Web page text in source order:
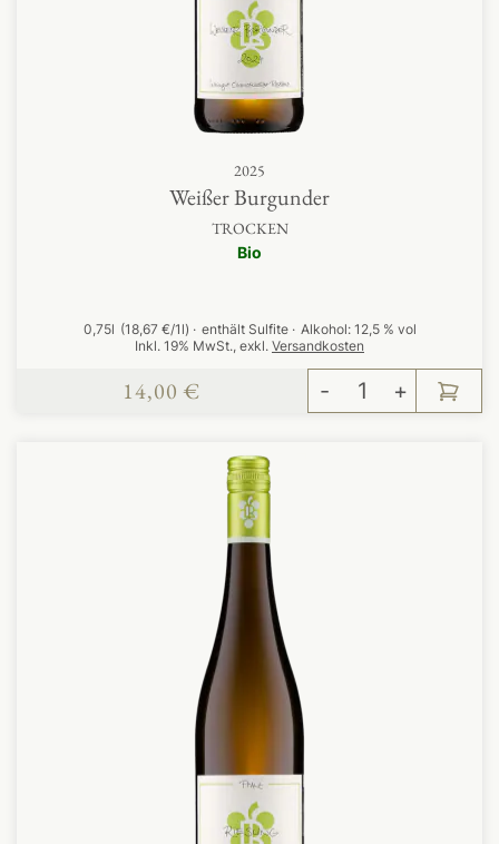
2025
Weißer Burgunder
TROCKEN
Bio
0,75l (18,67 €/1l) enthält Sulfite Alkohol: 12,5 % vol
14,00 €
Inkl. 19% MwSt., exkl. Versandkosten
- +